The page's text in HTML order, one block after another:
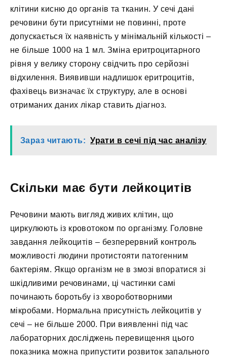
клітини кисню до органів та тканин. У сечі дані
речовини бути присутніми не повинні, проте
допускається їх наявність у мінімальній кількості –
не більше 1000 на 1 мл. Зміна еритроцитарного
рівня у велику сторону свідчить про серйозні
відхилення. Виявивши надлишок еритроцитів,
фахівець визначає їх структуру, але в основі
отриманих даних лікар ставить діагноз.
Зараз читають: Урати в сечі під час аналізу
Скільки має бути лейкоцитів
Речовини мають вигляд живих клітин, що
циркулюють із кровотоком по організму. Головне
завдання лейкоцитів – безперервний контроль
можливості людини протистояти патогенним
бактеріям. Якщо організм не в змозі впоратися зі
шкідливими речовинами, ці частинки самі
починають боротьбу із хвороботворними
мікробами. Нормальна присутність лейкоцитів у
сечі – не більше 2000. При виявленні під час
лабораторних досліджень перевищення цього
показника можна припустити розвиток запального